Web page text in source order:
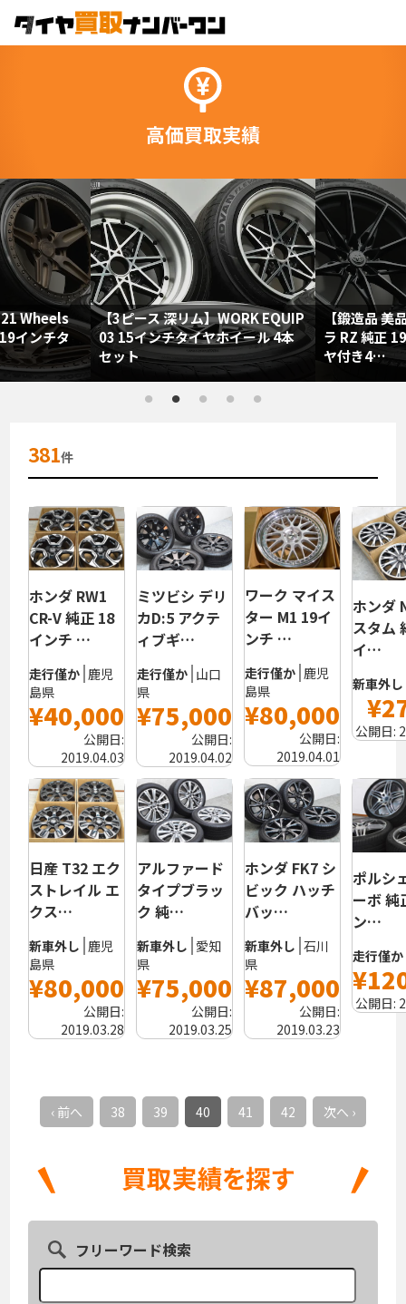
高価買取実績
Wheels
インチタ
【3ピース 深リム】WORK EQUIP
03 15インチタイヤホイール 4本
セット
70,000円
【鍛造品 美
ラ RZ 純正
ヤ付き4…
381件
ホンダ RW1
CR-V 純正 18
インチ …
走行僅か 鹿児
島県
¥40,000
公開日:
2019.04.03
ミツビシ デリ
カD:5 アクテ
ィブギ…
走行僅か 山口
県
¥75,000
公開日:
2019.04.02
ワーク マイス
ター M1 19イ
ンチ …
走行僅か 鹿児
島県
¥80,000
公開日:
2019.04.01
ホンダ
スタム
イ…
新車外し
公開日:
日産 T32 エク
ストレイル エ
クス…
新車外し 鹿児
島県
¥80,000
公開日:
2019.03.28
アルファード
タイプブラッ
ク 純…
新車外し 愛知
県
¥75,000
公開日:
2019.03.25
ホンダ FK7 シ
ビック ハッチ
バッ…
新車外し 石川
県
¥87,000
公開日:
2019.03.23
ポルシ
ーボ 純
ン…
走行僅か
公開日:
‹ 前へ 38 39 40 41 42 次へ ›
フリーワード検索